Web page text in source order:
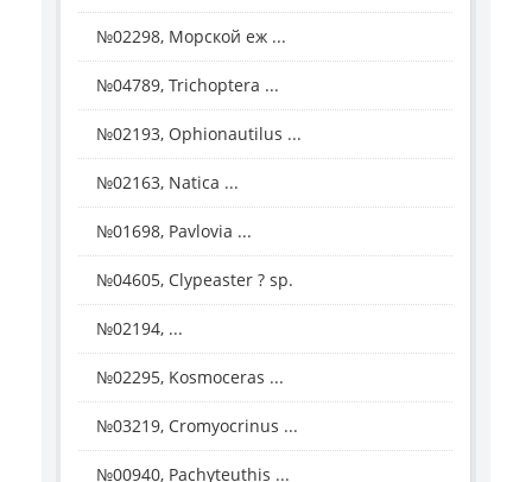
№02298, Морской еж ...
№04789, Trichoptera ...
№02193, Ophionautilus ...
№02163, Natica ...
№01698, Pavlovia ...
№04605, Clypeaster ? sp.
№02194, ...
№02295, Kosmoceras ...
№03219, Cromyocrinus ...
№00940, Pachyteuthis ...